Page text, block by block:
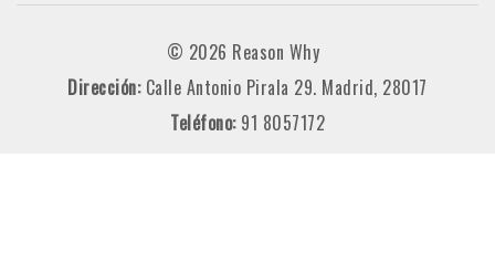
© 2026 Reason Why
Dirección: Calle Antonio Pirala 29. Madrid, 28017
Teléfono: 91 8057172